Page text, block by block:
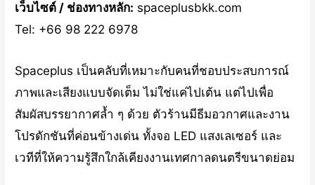
เว็บไซต์ / ช่องทางหลัก: spaceplusbkk.com
Tel: +66 98 222 6978
Spaceplus เป็นคลับที่เหมาะกับคนที่ชอบประสบการณ์
ภาพและเสียงแบบจัดเต็ม ไม่ใช่แค่ไปเต้น แต่ไปเพื่อ
สัมผัสบรรยากาศล้ำ ๆ ด้วย ตัวร้านมีธีมอวกาศและงาน
โปรดักชันที่ค่อนข้างเด่น ทั้งจอ LED แสงเลเซอร์ และ
เวทีที่ให้ความรู้สึกใกล้เคียงงานเทศกาลดนตรีขนาดย่อม